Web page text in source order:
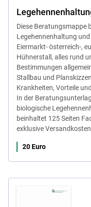
Diese Beratungsmappe
Legehennenhaltung
Eiermarkt- österreich-,
Hühnerstall, alles rund
Bestimmungen
Stallbau und
Krankheiten, Vorteile
In der
biologische
beinhaltet 125 Seiten
exklusive
20 Euro